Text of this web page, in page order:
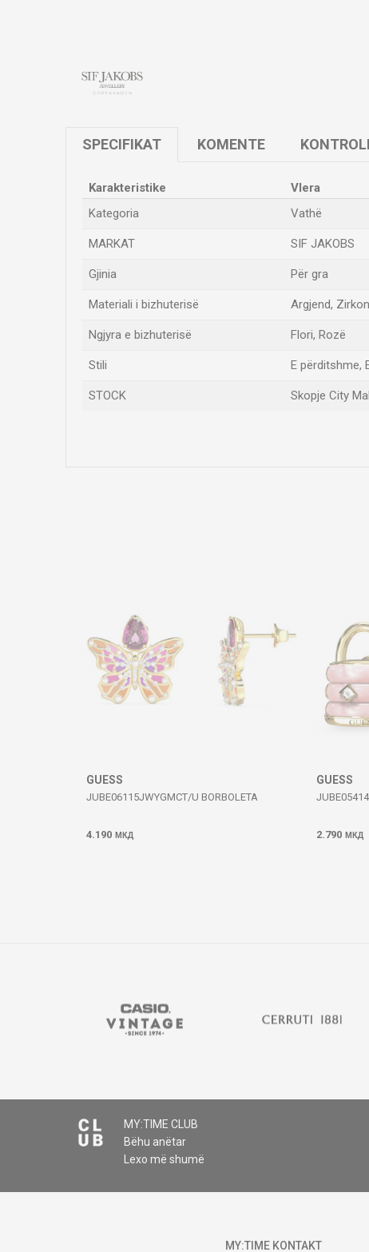
SPECIFIKAT KOMENTE
Karakteristike
Vlera
Kategoria
Vathë
MARKAT SIF JAKOBS
Gjinia Për gra
Materiali i bizhuterisë Argjend, Zirkon
Ngjyra e bizhuterisë Flori, Rozë
Stili E përditshme,
STOCK Skopje City
GUESS
JUBE06115JWYGMCT/U BORBOLETA
4.190 МКД
GUESS
2.790 МКД
MY:TIME CLUB
Bëhu anëtar
Lexo më shumë
MY:TIME KONTAKT